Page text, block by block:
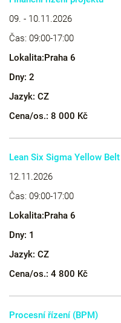
09. - 10.11.2026
Čas: 09:00-17:00
Lokalita:Praha 6
Dny: 2
Jazyk: CZ
Cena/os.: 8 000 Kč
Lean Six Sigma Yellow Belt
12.11.2026
Čas: 09:00-17:00
Lokalita:Praha 6
Dny: 1
Jazyk: CZ
Cena/os.: 4 800 Kč
Procesní řízení (BPM)